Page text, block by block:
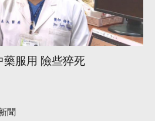
服用 險些猝死
聞